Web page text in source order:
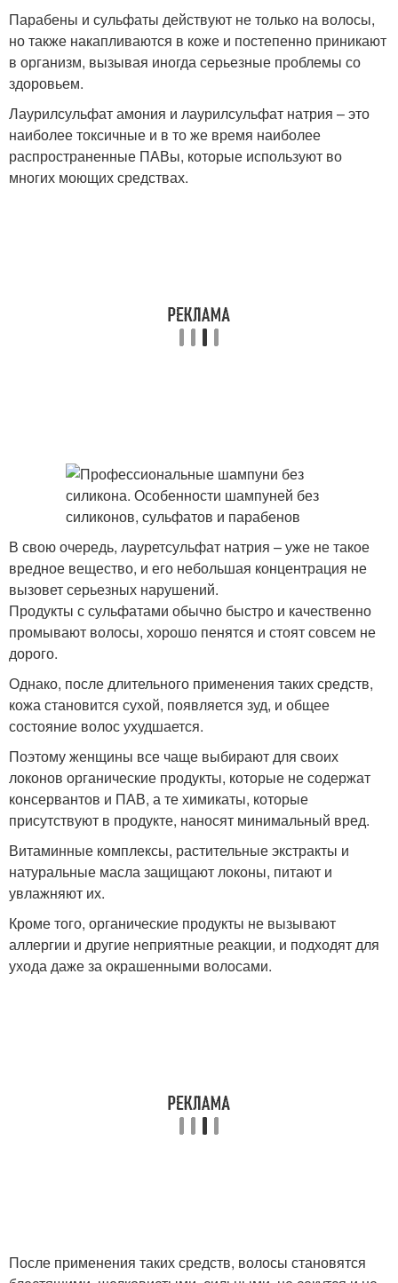
Парабены и сульфаты действуют не только на волосы,
но также накапливаются в коже и постепенно приникают
в организм, вызывая иногда серьезные проблемы со
здоровьем.
Лаурилсульфат амония и лаурилсульфат натрия – это
наиболее токсичные и в то же время наиболее
распространенные ПАВы, которые используют во
многих моющих средствах.
В свою очередь, лауретсульфат натрия – уже не такое
вредное вещество, и его небольшая концентрация не
вызовет серьезных нарушений.
Продукты с сульфатами обычно быстро и качественно
промывают волосы, хорошо пенятся и стоят совсем не
дорого.
Однако, после длительного применения таких средств,
кожа становится сухой, появляется зуд, и общее
состояние волос ухудшается.
Поэтому женщины все чаще выбирают для своих
локонов органические продукты, которые не содержат
консервантов и ПАВ, а те химикаты, которые
присутствуют в продукте, наносят минимальный вред.
Витаминные комплексы, растительные экстракты и
натуральные масла защищают локоны, питают и
увлажняют их.
Кроме того, органические продукты не вызывают
аллергии и другие неприятные реакции, и подходят для
ухода даже за окрашенными волосами.
После применения таких средств, волосы становятся